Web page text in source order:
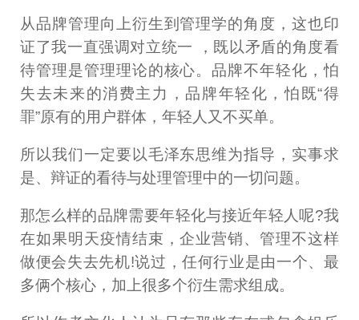
从品牌管理向上衍生到管理学的角度，这也印
证了我一直强调对立统一 ，既以矛盾的角度看
待管理是管理理论的核心。品牌不年轻化，怕
失去未来的消费主力，品牌年轻化，怕既“得
罪”原有的用户群体，年轻人又不买单。
所以我们一定要以毛泽东思维为指导，实事求
是、辩证的看待与处理管理中的一切问题。
那怎么样的品牌需要年轻化与接近年轻人呢?我
在如果明天疫情结束，企业营销、管理不这样
做便会失去先机!说过，任何行业是由一个、最
多俩个核心，加上很多个衍生需求组成。